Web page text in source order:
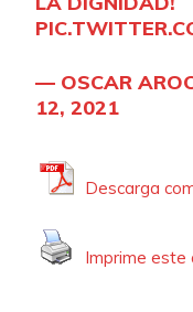
— OSCAR
12, 2021
Descarga
Imprime este